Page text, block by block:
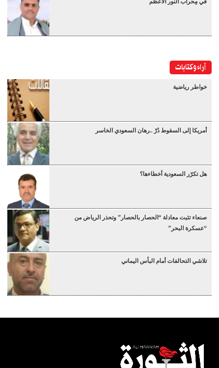
في مِحراب النور الأعظم
آراء وكتابات
خواطر رياضية
أمريكا إلى السقوط دُرْ ..رهان السعودي الخاسر
هل تكرّر السعودية أخطاءها؟
صنعاء تثبت معادلة “الحصار بالحصار” وتحذر الرياض من
“عسكرة البحر”
تلاشي التحالفات أمام البأس اليماني